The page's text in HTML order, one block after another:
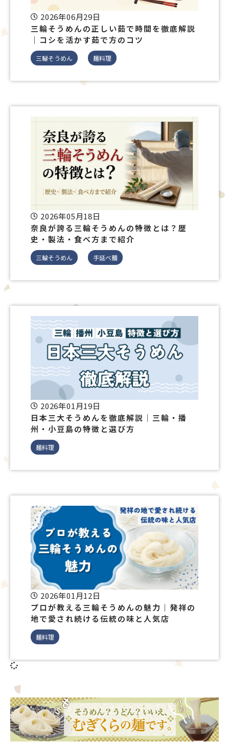
2026年06月29日
三輪そうめんの正しい茹で時間を徹底解説
｜コシを活かす茹で方のコツ
三輪そうめん 麺料理
2026年05月18日
奈良が誇る三輪そうめんの特徴とは？歴
史・製法・食べ方まで紹介
三輪そうめん 手延べ麺
2026年01月19日
日本三大そうめんを徹底解説｜三輪・播
州・小豆島の特徴と選び方
麺料理
2026年01月12日
プロが教える三輪そうめんの魅力｜発祥の
地で愛され続ける伝統の味と人気店
麺料理